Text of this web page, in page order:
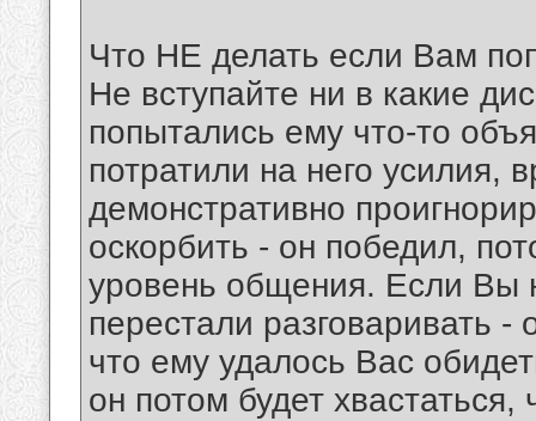
Что НЕ делать если Вам
Не вступайте ни в какие
попытались ему что-то
потратили на него усилия,
демонстративно
оскорбить - он победил,
уровень общения. Если Вы
перестали разговаривать
что ему удалось Вас
он потом будет